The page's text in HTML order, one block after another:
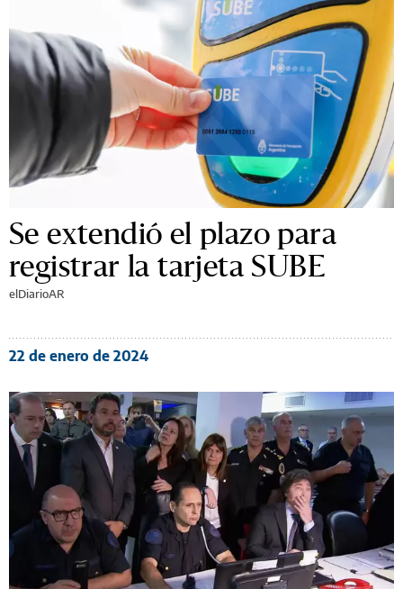
Se extendió el plazo para
registrar la tarjeta SUBE
elDiarioAR
22 de enero de 2024